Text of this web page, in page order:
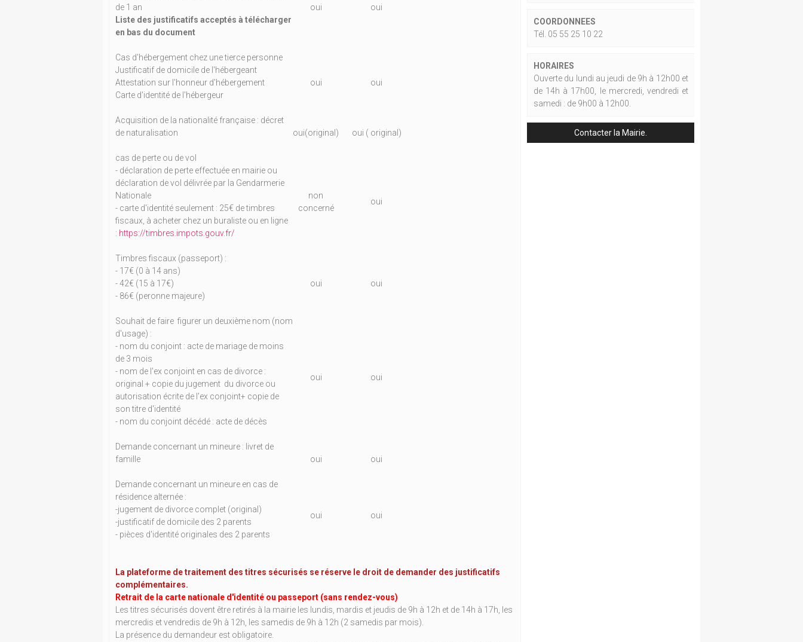
de 1 an
Liste des justificatifs acceptés à télécharger
en bas du document
oui oui
Cas d'hébergement chez une tierce personne
Justificatif de domicile de l'hébergeant
Attestation sur l'honneur d'hébergement
Carte d'identité de l'hébergeur
oui oui
Acquisition de la nationalité française : décret
de naturalisation
oui(original) oui ( original)
cas de perte ou de vol
- déclaration de perte effectuée en mairie ou
déclaration de vol délivrée par la Gendarmerie
Nationale
- carte d'identité seulement : 25€ de timbres
fiscaux, à acheter chez un buraliste ou en ligne
: https://timbres.impots.gouv.fr/
non
concerné
oui
Timbres fiscaux (passeport) :
- 17€ (0 à 14 ans)
- 42€ (15 à 17€)
- 86€ (peronne majeure)
oui oui
Souhait de faire figurer un deuxième nom (nom
d'usage) :
- nom du conjoint : acte de mariage de moins
de 3 mois
- nom de l'ex conjoint en cas de divorce :
original + copie du jugement du divorce ou
autorisation écrite de l'ex conjoint+ copie de
son titre d'identité
- nom du conjoint décédé : acte de décès
oui oui
Demande concernant un mineure : livret de
famille
oui oui
Demande concernant un mineure en cas de
résidence alternée :
-jugement de divorce complet (original)
-justificatif de domicile des 2 parents
- pièces d'identité originales des 2 parents
oui oui
La plateforme de traitement des titres sécurisés se réserve le droit de demander des justificatifs
complémentaires.
Retrait de la carte nationale d'identité ou passeport (sans rendez-vous)
Les titres sécurisés dovent être retirés à la mairie les lundis, mardis et jeudis de 9h à 12h et de 14h à 17h, les
mercredis et vendredis de 9h à 12h, les samedis de 9h à 12h (2 samedis par mois).
La présence du demandeur est obligatoire.
COORDONNEES
Tél. 05 55 25 10 22
HORAIRES
Ouverte du lundi au jeudi de 9h à 12h00 et
de 14h à 17h00, le mercredi, vendredi et
samedi : de 9h00 à 12h00.
Contacter la Mairie.